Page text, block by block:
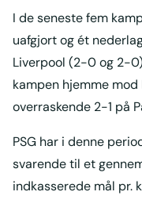
I de seneste fem
uafgjort og ét
Liverpool (2-0 og 2-
kampen hjemme
overraskende 2-1 på
PSG har i denne
svarende til et
indkasserede mål pr.